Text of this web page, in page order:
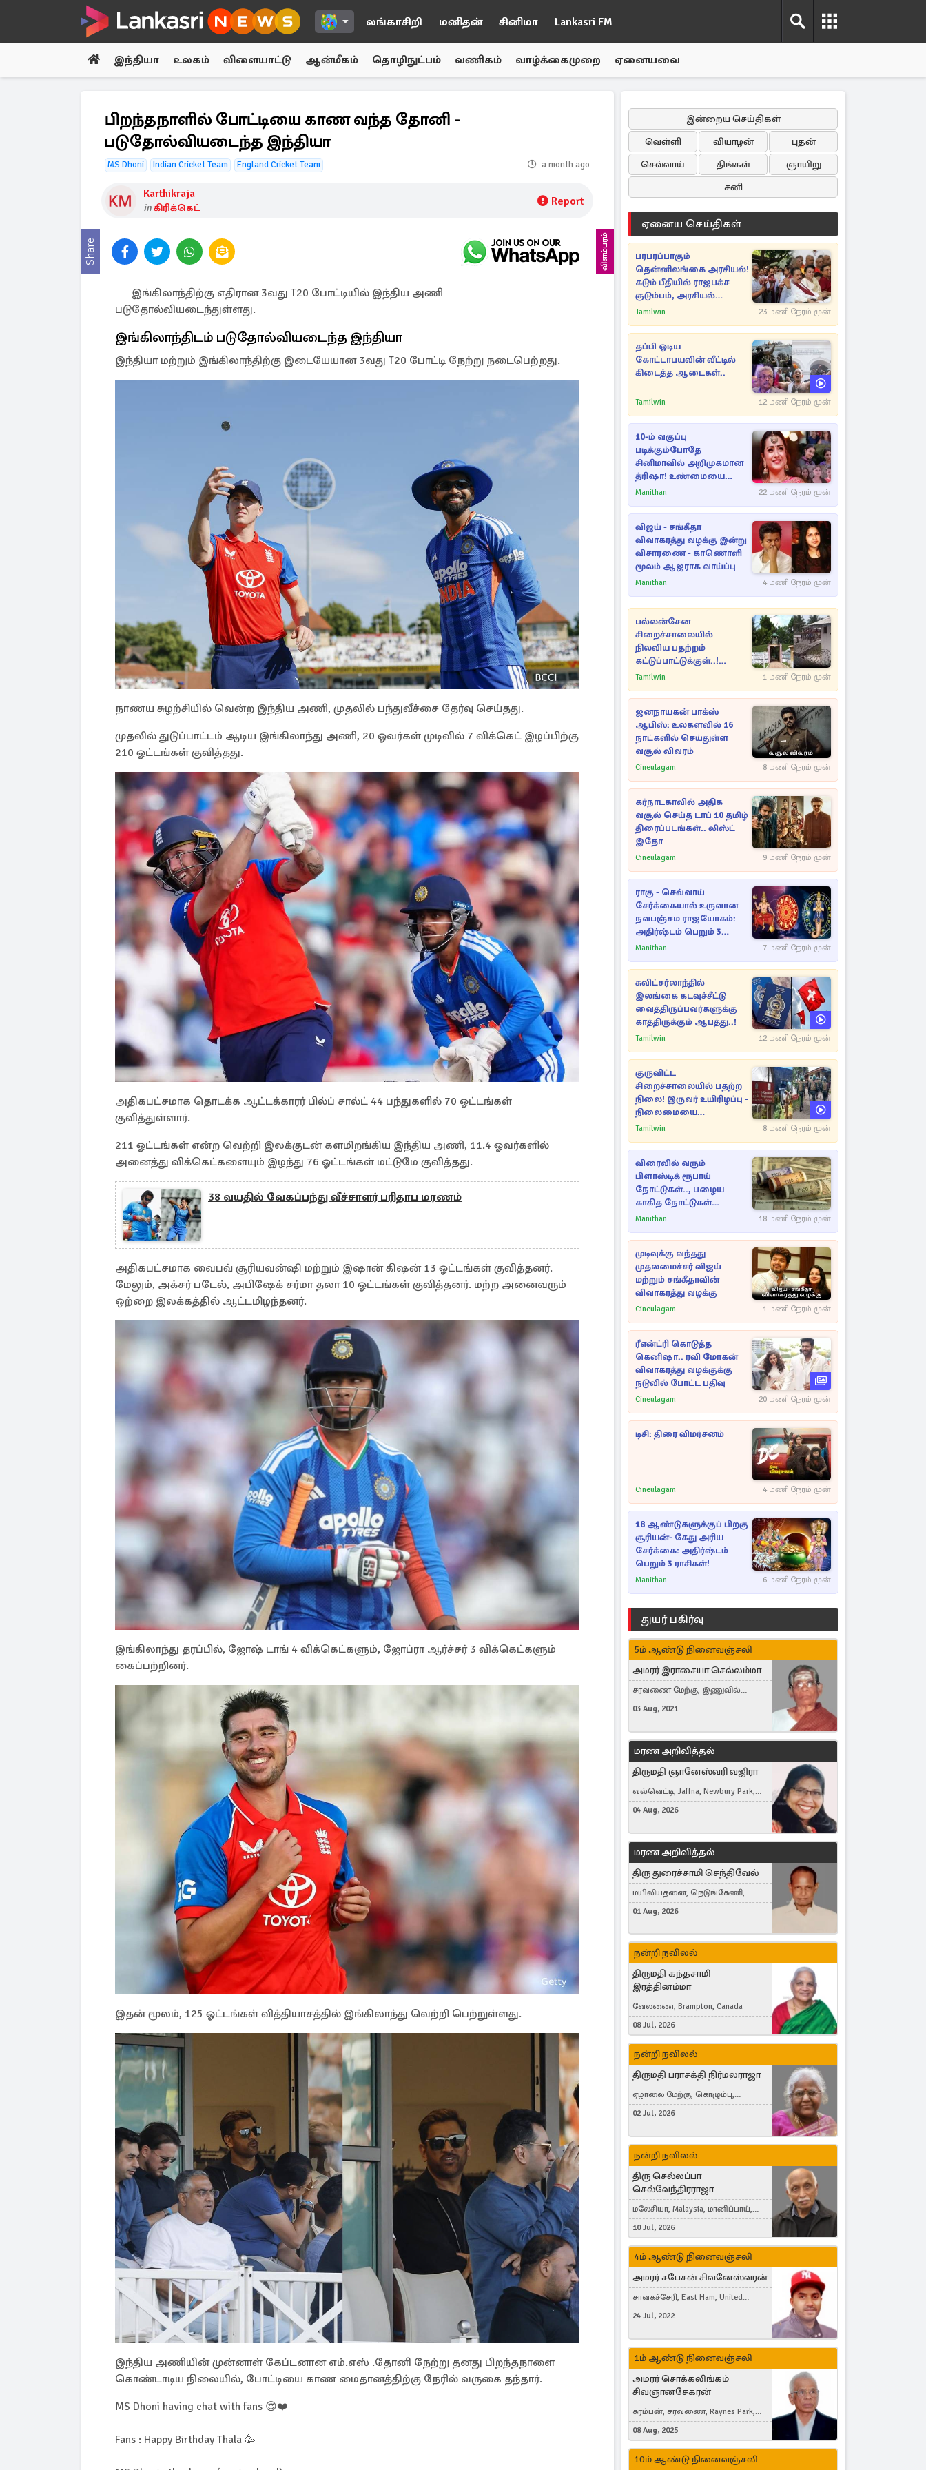
லங்காசிறி மனிதன் சினிமா Lankasri FM
இந்தியா உலகம் விளையாட்டு ஆன்மீகம் தொழிநுட்பம் வணிகம் வாழ்க்கைமுறை ஏனையவை
பிறந்தநாளில் போட்டியை காண வந்த தோனி -
படுதோல்வியடைந்த இந்தியா
MS Dhoni Indian Cricket Team England Cricket Team a month ago
Karthikraja
inகிரிக்கெட் Report
Share விளம்பரம்
இங்கிலாந்திற்கு எதிரான 3வது T20 போட்டியில் இந்திய அணி
படுதோல்வியடைந்துள்ளது.
இங்கிலாந்திடம் படுதோல்வியடைந்த இந்தியா
இந்தியா மற்றும் இங்கிலாந்திற்கு இடையேயான 3வது T20 போட்டி நேற்று நடைபெற்றது.
நாணய சுழற்சியில் வென்ற இந்திய அணி, முதலில் பந்துவீச்சை தேர்வு செய்தது.
முதலில் துடுப்பாட்டம் ஆடிய இங்கிலாந்து அணி, 20 ஓவர்கள் முடிவில் 7 விக்கெட் இழப்பிற்கு
210 ஓட்டங்கள் குவித்தது.
அதிகபட்சமாக தொடக்க ஆட்டக்காரர் பில்ப் சால்ட் 44 பந்துகளில் 70 ஓட்டங்கள்
குவித்துள்ளார்.
211 ஓட்டங்கள் என்ற வெற்றி இலக்குடன் களமிறங்கிய இந்திய அணி, 11.4 ஓவர்களில்
அனைத்து விக்கெட்களையும் இழந்து 76 ஓட்டங்கள் மட்டுமே குவித்தது.
38 வயதில் வேகப்பந்து வீச்சாளர் பரிதாப மரணம்
அதிகபட்சமாக வைபவ் சூரியவன்ஷி மற்றும் இஷான் கிஷன் 13 ஓட்டங்கள் குவித்தனர்.
மேலும், அக்சர் படேல், அபிஷேக் சர்மா தலா 10 ஓட்டங்கள் குவித்தனர். மற்ற அனைவரும்
ஒற்றை இலக்கத்தில் ஆட்டமிழந்தனர்.
இங்கிலாந்து தரப்பில், ஜோஷ் டாங் 4 விக்கெட்களும், ஜோப்ரா ஆர்ச்சர் 3 விக்கெட்களும்
கைப்பற்றினர்.
இதன் மூலம், 125 ஓட்டங்கள் வித்தியாசத்தில் இங்கிலாந்து வெற்றி பெற்றுள்ளது.
இந்திய அணியின் முன்னாள் கேப்டனான எம்.எஸ் .தோனி நேற்று தனது பிறந்தநாளை
கொண்டாடிய நிலையில், போட்டியை காண மைதானத்திற்கு நேரில் வருகை தந்தார்.
MS Dhoni having chat with fans 😍❤️
Fans : Happy Birthday Thala 🥳
இன்றைய செய்திகள்
வெள்ளி
வியாழன்
புதன்
செவ்வாய்
திங்கள்
ஞாயிறு
சனி
ஏனைய செய்திகள்
பரபரப்பாகும்
தென்னிலங்கை அரசியல்!
கடும் பீதியில் ராஜபக்ச
குடும்பம், அரசியல்
நட்புகள்
Tamilwin 23 மணி நேரம் முன்
தப்பி ஓடிய
கோட்டாபயவின் வீட்டில்
கிடைத்த ஆடைகள்..
Tamilwin 12 மணி நேரம் முன்
10-ம் வகுப்பு
படிக்கும்போதே
சினிமாவில் அறிமுகமான
த்ரிஷா! உண்மையை
பகிர்ந்த இயக்குநர் பிரவீன்
Manithan 22 மணி நேரம் முன்
விஜய் - சங்கீதா
விவாகரத்து வழக்கு இன்று
விசாரணை - காணொளி
மூலம் ஆஜராக வாய்ப்பு
Manithan 4 மணி நேரம் முன்
பல்லன்சேன
சிறைச்சாலையில்
நிலவிய பதற்றம்
கட்டுப்பாட்டுக்குள்..!
அதிரடியாக களமிறங்கிய
Tamilwin 1 மணி நேரம் முன்
ஜனநாயகன் பாக்ஸ்
ஆபிஸ்: உலகளவில் 16
நாட்களில் செய்துள்ள
வசூல் விவரம்
Cineulagam 8 மணி நேரம் முன்
கர்நாடகாவில் அதிக
வசூல் செய்த டாப் 10 தமிழ்
திரைப்படங்கள்.. லிஸ்ட்
இதோ
Cineulagam 9 மணி நேரம் முன்
ராகு - செவ்வாய்
சேர்க்கையால் உருவான
நவபஞ்சம ராஜயோகம்:
அதிர்ஷ்டம் பெறும் 3
ராசிகள்!
Manithan 7 மணி நேரம் முன்
சுவிட்சர்லாந்தில்
இலங்கை கடவுச்சீட்டு
வைத்திருப்பவர்களுக்கு
காத்திருக்கும் ஆபத்து..!
Tamilwin 12 மணி நேரம் முன்
குருவிட்ட
சிறைச்சாலையில் பதற்ற
நிலை! இருவர் உயிரிழப்பு -
நிலைமையை
கட்டுப்படுத்த பொலிஸார்
Tamilwin 8 மணி நேரம் முன்
விரைவில் வரும்
பிளாஸ்டிக் ரூபாய்
நோட்டுகள்.., பழைய
காகித நோட்டுகள்
செல்லுமா?
Manithan 18 மணி நேரம் முன்
முடிவுக்கு வந்தது
முதலமைச்சர் விஜய்
மற்றும் சங்கீதாவின்
விவாகரத்து வழக்கு
Cineulagam 1 மணி நேரம் முன்
ரீஎன்ட்ரி கொடுத்த
கெனிஷா.. ரவி மோகன்
விவாகரத்து வழக்குக்கு
நடுவில் போட்ட பதிவு
Cineulagam 20 மணி நேரம் முன்
டிசி: திரை விமர்சனம்
Cineulagam 4 மணி நேரம் முன்
18 ஆண்டுகளுக்குப் பிறகு
சூரியன்- கேது அரிய
சேர்க்கை: அதிர்ஷ்டம்
பெறும் 3 ராசிகள்!
Manithan 6 மணி நேரம் முன்
துயர் பகிர்வு
5ம் ஆண்டு நினைவஞ்சலி
அமரர் இராசையா செல்லம்மா
சரவணை மேற்கு, இணுவில்
கிழக்கு
03 Aug, 2021
மரண அறிவித்தல்
திருமதி ஞானேஸ்வரி வஜிரா
வல்வெட்டி, Jaffna, Newbury Park,
United Kingdom
04 Aug, 2026
மரண அறிவித்தல்
திரு துரைச்சாமி செந்திவேல்
மயிலியதனை, நெடுங்கேணி,
கம்பர்மலை
01 Aug, 2026
நன்றி நவிலல்
திருமதி கந்தசாமி
இரத்தினம்மா
வேலணை, Brampton, Canada
08 Jul, 2026
நன்றி நவிலல்
திருமதி பராசக்தி நிர்மலராஜா
ஏழாலை மேற்கு, கொழும்பு,
தங்காலை, London, United Kingdom
02 Jul, 2026
நன்றி நவிலல்
திரு செல்லப்பா
செல்வேந்திரராஜா
மலேசியா, Malaysia, மானிப்பாய்,
Duisburg, Germany, London, United
Kingdom
10 Jul, 2026
4ம் ஆண்டு நினைவஞ்சலி
அமரர் சபேசன் சிவனேஸ்வரன்
சாவகச்சேரி, East Ham, United
Kingdom
24 Jul, 2022
1ம் ஆண்டு நினைவஞ்சலி
அமரர் சொக்கலிங்கம்
சிவஞானசேகரன்
கரம்பன், சரவணை, Raynes Park,
London, United Kingdom
08 Aug, 2025
10ம் ஆண்டு நினைவஞ்சலி